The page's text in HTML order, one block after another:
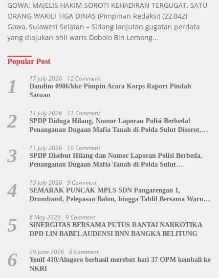
GOWA: MAJELIS HAKIM SOROTI KEHADIRAN TERGUGAT, SATU
ORANG WAKILI TIGA DINAS (Pimpinan Redaksi) (22,042)
Gowa, Sulawesi Selatan – Sidang lanjutan gugatan perdata
yang diajukan ahli waris Dobolo Bin Lemang...
Popular Post
1 17 July 2026 12 Comment
Dandim 0906/kkr Pimpin Acara Korps Raport Pindah
Satuan
2 11 July 2026 11 Comment
SPDP Diduga Hilang, Nomor Laporan Polisi Berbeda!
Penanganan Dugaan Mafia Tanah di Polda Sulut Disorot,
3 11 July 2026 10 Comment
SPDP Disebut Hilang dan Nomor Laporan Polisi Berbeda,
Penanganan Dugaan Mafia Tanah di Polda Sulut
4 15 July 2026 9 Comment
SEMARAK PUNCAK MPLS SDN Pangarengan 1,
Drumband, Pelepasan Balon, hingga Tahlil Bersama Warnai
5 8 May 2026 9 Comment
SINERGITAS BERSAMA PUTUS RANTAI NARKOTIKA
DPD LIN BABEL AUDENSI BNN BANGKA BELITUNG
6 29 June 2026 8 Comment
Yonif 410/Alugoro berhasil merebut hati 37 OPM kembali ke
NKRI